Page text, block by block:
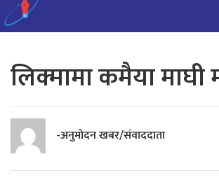
लिक्मामा कमैया माघी
-अनुमोदन खबर/संवाददाता